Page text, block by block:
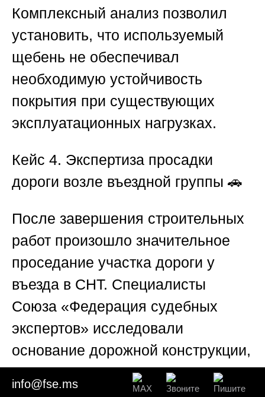
Комплексный анализ позволил
установить, что используемый
щебень не обеспечивал
необходимую устойчивость
покрытия при существующих
эксплуатационных нагрузках.
Кейс 4. Экспертиза просадки
дороги возле въездной группы 🚗
После завершения строительных
работ произошло значительное
проседание участка дороги у
въезда в СНТ. Специалисты
Союза «Федерация судебных
экспертов» исследовали
основание дорожной конструкции,
выполнили инструментальные
info@fse.ms